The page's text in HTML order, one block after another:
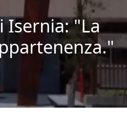
Isernia: "La